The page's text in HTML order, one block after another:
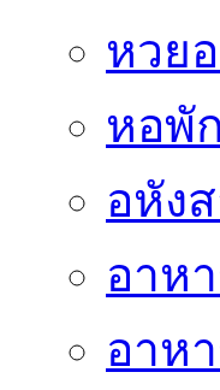
หวย
หอพั
อหัง
อาห
อาห